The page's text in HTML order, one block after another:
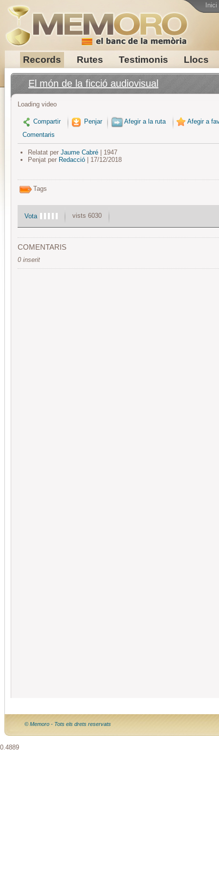
Records Rutes Testimonis Llocs
Inici
El món de la ficció audiovisual
Loading video
Compartir Penjar Afegir a la ruta
Afegir a
Comentaris
Relatat per Jaume Cabré| 1947
Penjat per Redacció| 17/12/2018
Tags
Vota vists 6030
COMENTARIS
0 inserit
© Memoro - Tots els drets reservats
0.4889